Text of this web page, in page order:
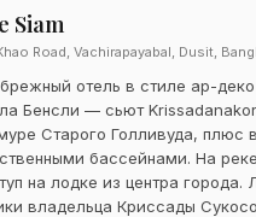
Siam
Road, Vachirapayabal, Dusit,
отель в стиле ар-деко
Бенсли — сьют
Старого Голливуда, плюс
бассейнами. На
на лодке из центра города.
владельца Криссады